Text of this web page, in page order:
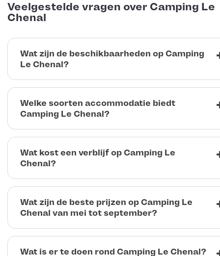
Veelgestelde vragen over Camping Le
Chenal
Wat zijn de beschikbaarheden op Camping
Le Chenal?
Welke soorten accommodatie biedt
Camping Le Chenal?
Wat kost een verblijf op Camping Le
Chenal?
Wat zijn de beste prijzen op Camping Le
Chenal van mei tot september?
Wat is er te doen rond Camping Le Chenal?